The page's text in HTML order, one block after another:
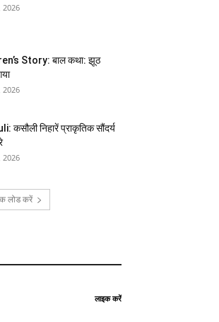
2026
Story: बाल कथा: झूठ
2026
कसौली निहारें प्राकृतिक सौंदर्य
2026
लोड करें
लाइक करें